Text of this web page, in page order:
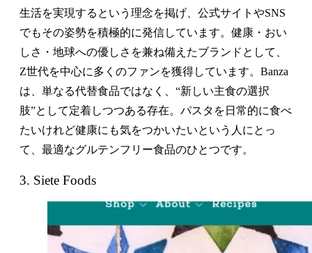
生活を実現するという理念を掲げ、公式サイトやSNS
でもその姿勢を積極的に発信しています。健康・おい
しさ・地球への優しさを兼ね備えたブランドとして、
Z世代を中心に多くのファンを獲得しています。Banza
は、単なる代替食品ではなく、“新しい主食の選択
肢”として定着しつつある存在。パスタを日常的に食べ
たいけれど健康にも気をつかいたいという人にとっ
て、最適なグルテンフリー食品のひとつです。
3. Siete Foods